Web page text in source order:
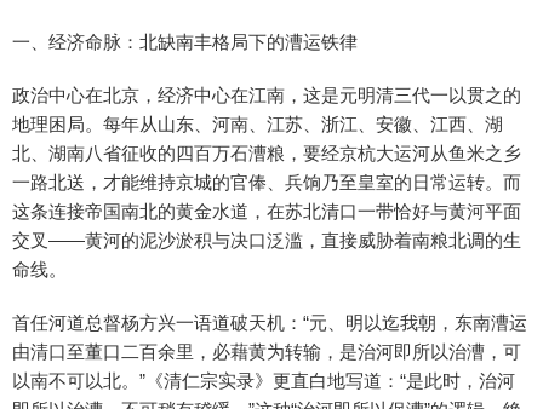
一、经济命脉：北缺南丰格局下的漕运铁律
政治中心在北京，经济中心在江南，这是元明清三代一以贯之的
地理困局。每年从山东、河南、江苏、浙江、安徽、江西、湖
北、湖南八省征收的四百万石漕粮，要经京杭大运河从鱼米之乡
一路北送，才能维持京城的官俸、兵饷乃至皇室的日常运转。而
这条连接帝国南北的黄金水道，在苏北清口一带恰好与黄河平面
交叉——黄河的泥沙淤积与决口泛滥，直接威胁着南粮北调的生
命线。
首任河道总督杨方兴一语道破天机：“元、明以迄我朝，东南漕运
由清口至董口二百余里，必藉黄为转输，是治河即所以治漕，可
以南不可以北。”《清仁宗实录》更直白地写道：“是此时，治河